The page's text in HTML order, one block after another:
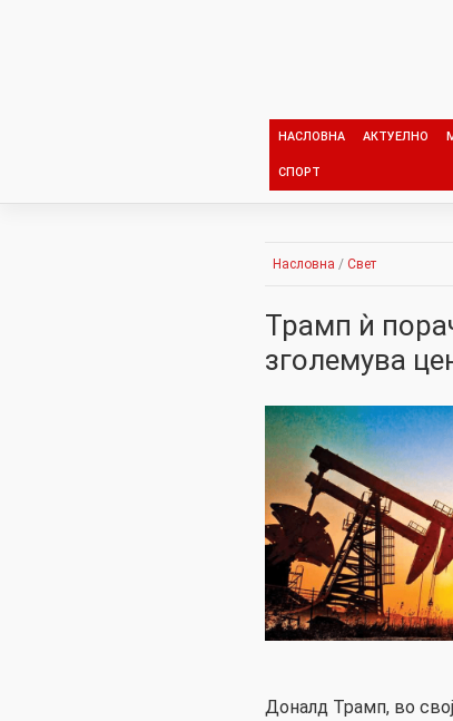
НАСЛОВНА АКТУЕЛНО
СПОРТ
Насловна / Свет
Трамп ѝ
зголемува
Доналд Трамп, во